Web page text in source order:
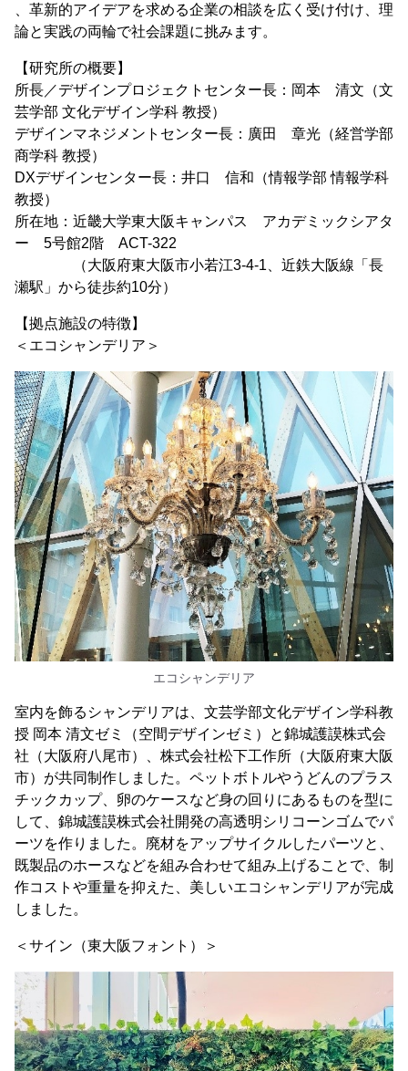
、革新的アイデアを求める企業の相談を広く受け付け、理
論と実践の両輪で社会課題に挑みます。
【研究所の概要】
所長／デザインプロジェクトセンター長：岡本 清文（文
芸学部 文化デザイン学科 教授）
デザインマネジメントセンター長：廣田 章光（経営学部
商学科 教授）
DXデザインセンター長：井口 信和（情報学部 情報学科
教授）
所在地：近畿大学東大阪キャンパス アカデミックシアタ
ー 5号館2階 ACT-322
（大阪府東大阪市小若江3-4-1、近鉄大阪線「長
瀬駅」から徒歩約10分）
【拠点施設の特徴】
＜エコシャンデリア＞
エコシャンデリア
室内を飾るシャンデリアは、文芸学部文化デザイン学科教
授 岡本 清文ゼミ（空間デザインゼミ）と錦城護謨株式会
社（大阪府八尾市）、株式会社松下工作所（大阪府東大阪
市）が共同制作しました。ペットボトルやうどんのプラス
チックカップ、卵のケースなど身の回りにあるものを型に
して、錦城護謨株式会社開発の高透明シリコーンゴムでパ
ーツを作りました。廃材をアップサイクルしたパーツと、
既製品のホースなどを組み合わせて組み上げることで、制
作コストや重量を抑えた、美しいエコシャンデリアが完成
しました。
＜サイン（東大阪フォント）＞